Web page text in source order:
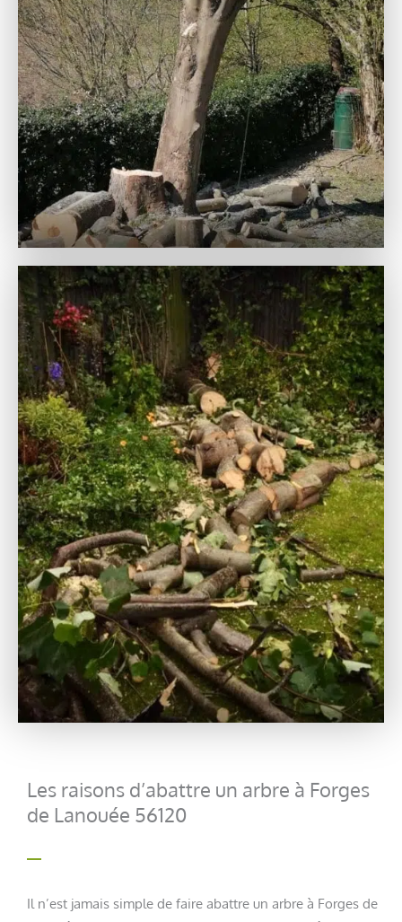
Les raisons d’abattre un arbre à Forges
de Lanouée 56120
Il n’est jamais simple de faire abattre un arbre à Forges de